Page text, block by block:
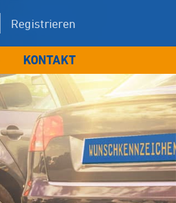
Registrieren
KONTAKT